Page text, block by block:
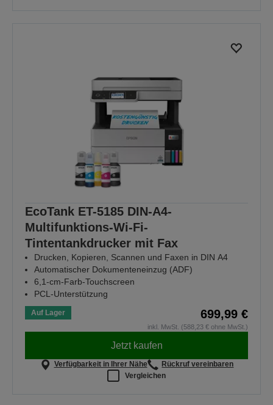
EcoTank ET-5185 DIN-A4-
Multifunktions-Wi-Fi-
Tintentankdrucker mit Fax
Drucken, Kopieren, Scannen und Faxen in DIN A4
Automatischer Dokumenteneinzug (ADF)
6,1-cm-Farb-Touchscreen
PCL-Unterstützung
Auf Lager 699,99 €
inkl. MwSt. (588,23 € ohne MwSt.)
Jetzt kaufen
Verfügbarkeit in Ihrer Nähe
Rückruf vereinbaren
Vergleichen